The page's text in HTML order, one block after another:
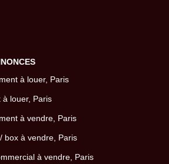
à louer, Paris
à louer, Paris
à vendre, Paris
box à vendre, Paris
à vendre, Paris